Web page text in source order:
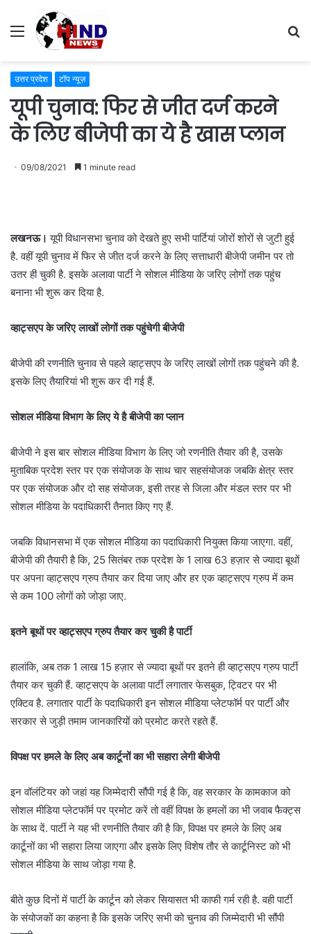
Menu
उत्तर प्रदेश टॉप न्यूज़
यूपी चुनाव: फिर से जीत दर्ज करने
के लिए बीजेपी का ये है खास प्लान
09/08/2021 1 minute read
लखनऊ। यूपी विधानसभा चुनाव को देखते हुए सभी पार्टियां जोरों शोरों से जुटी हुई
है. वहीं यूपी चुनाव में फिर से जीत दर्ज करने के लिए सत्ताधारी बीजेपी जमीन पर तो
उतर ही चुकी है. इसके अलावा पार्टी ने सोशल मीडिया के जरिए लोगों तक पहुंच
बनाना भी शुरू कर दिया है.
व्हाट्सएप के जरिए लाखों लोगों तक पहुंचेगी बीजेपी
बीजेपी की रणनीति चुनाव से पहले व्हाट्सएप के जरिए लाखों लोगों तक पहुंचने की है.
इसके लिए तैयारियां भी शुरू कर दी गई हैं.
सोशल मीडिया विभाग के लिए ये है बीजेपी का प्लान
बीजेपी ने इस बार सोशल मीडिया विभाग के लिए जो रणनीति तैयार की है, उसके
मुताबिक प्रदेश स्तर पर एक संयोजक के साथ चार सहसंयोजक जबकि क्षेत्र स्तर
पर एक संयोजक और दो सह संयोजक, इसी तरह से जिला और मंडल स्तर पर भी
सोशल मीडिया के पदाधिकारी तैनात किए गए हैं.
जबकि विधानसभा में एक सोशल मीडिया का पदाधिकारी नियुक्त किया जाएगा. वहीं,
बीजेपी की तैयारी है कि, 25 सितंबर तक प्रदेश के 1 लाख 63 हज़ार से ज्यादा बूथों
पर अपना व्हाट्सएप ग्रुप तैयार कर दिया जाए और हर एक व्हाट्सएप ग्रुप में कम
से कम 100 लोगों को जोड़ा जाए.
इतने बूथों पर व्हाट्सएप ग्रुप तैयार कर चुकी है पार्टी
हालांकि, अब तक 1 लाख 15 हज़ार से ज्यादा बूथों पर इतने ही व्हाट्सएप ग्रुप पार्टी
तैयार कर चुकी हैं. व्हाट्सएप के अलावा पार्टी लगातार फेसबुक, ट्विटर पर भी
एक्टिव है. लगातार पार्टी के पदाधिकारी इन सोशल मीडिया प्लेटफॉर्म पर पार्टी और
सरकार से जुड़ी तमाम जानकारियों को प्रमोट करते रहते हैं.
विपक्ष पर हमले के लिए अब कार्टूनों का भी सहारा लेगी बीजेपी
इन वॉलंटियर को जहां यह जिम्मेदारी सौंपी गई है कि, वह सरकार के कामकाज को
सोशल मीडिया प्लेटफॉर्म पर प्रमोट करें तो वहीं विपक्ष के हमलों का भी जवाब फैक्ट्स
के साथ दें. पार्टी ने यह भी रणनीति तैयार की है कि, विपक्ष पर हमले के लिए अब
कार्टूनों का भी सहारा लिया जाएगा और इसके लिए विशेष तौर से कार्टूनिस्ट को भी
सोशल मीडिया के साथ जोड़ा गया है.
बीते कुछ दिनों में पार्टी के कार्टून को लेकर सियासत भी काफी गर्म रही है. वही पार्टी
के संयोजकों का कहना है कि इसके जरिए सभी को चुनाव की जिम्मेदारी भी सौंपी